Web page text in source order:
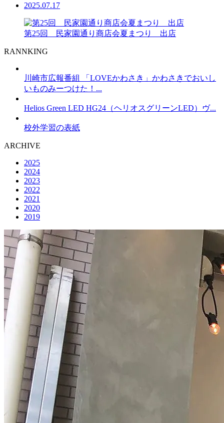
2025.07.17
第25回 民家園通り商店会夏まつり 出店
RANNKING
川崎市広報番組 「LOVEかわさき」かわさきでおいし
いものみーつけた！...
Helios Green LED HG24（ヘリオスグリーンLED）ヴ...
校外学習の表紙
ARCHIVE
2025
2024
2023
2022
2021
2020
2019